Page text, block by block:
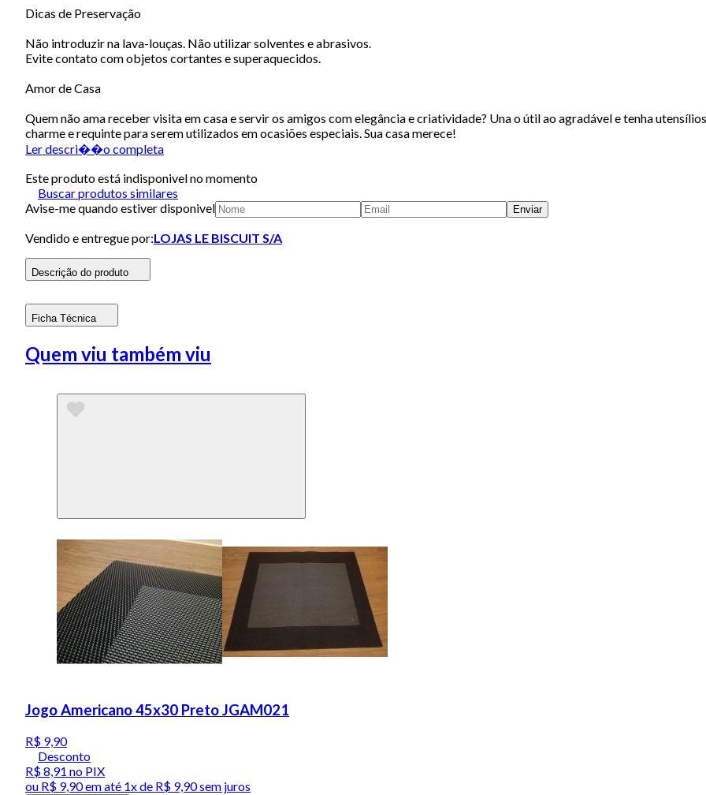
Dicas de Preservação
Não introduzir na lava-louças. Não utilizar solventes e abrasivos.
Evite contato com objetos cortantes e superaquecidos.
Amor de Casa
Quem não ama receber visita em casa e servir os amigos com elegância e criatividade? Una o útil ao agradável e tenha
charme e requinte para serem utilizados em ocasiões especiais. Sua casa merece!
Ler descri��o completa
Este produto está indisponivel no momento
Buscar produtos similares
Avise-me quando estiver disponivel
Enviar
Vendido e entregue por:LOJAS LE BISCUIT S/A
Descrição do produto
Ficha Técnica
Quem viu também viu
Jogo Americano 45x30 Preto JGAM021
R$ 9,90
Desconto
R$ 8,91 no PIX
ou R$ 9,90em até 1x de R$ 9,90sem juros